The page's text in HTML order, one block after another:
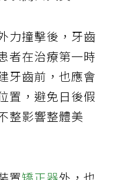
力撞擊後，牙齒
者在治療第一時
牙齒前，也應會
置，避免日後假
整影響整體美